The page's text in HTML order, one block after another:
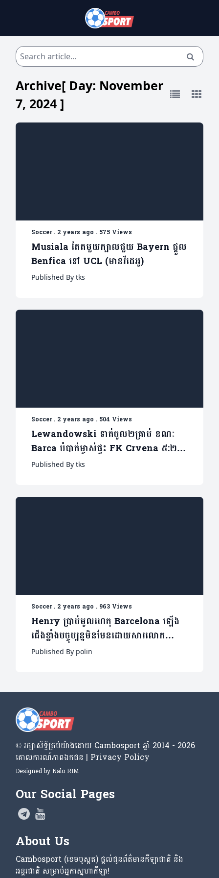
Archive[ Day: November
7, 2024 ]
Soccer. 2 years ago . 575 Views
Musiala តែតមួយក្បាលជួយ Bayern ផ្តួល
Benfica នៅ UCL (មានវីដេអូ)
Published By tks
Soccer. 2 years ago . 504 Views
Lewandowski ទាត់ចូល២គ្រាប់ ខណៈ
Barca បំបាក់ម្ចាស់ផ្ទះ FK Crvena ៥:២
នៅ UCL (មានវីដេអូ)
Published By tks
Soccer. 2 years ago . 963 Views
Henry ប្រាប់មូលហេតុ Barcelona ឡើង
ជើងខ្លាំងបច្ចុប្បន្នមិនមែនដោយសារលោក
Flick ទេ( មាន១វីដេអូ)
Published By polin
© រក្សា​សិទ្ធិ​គ្រប់​យ៉ាង​ដោយ​ Cambosport ឆ្នាំ 2014 - 2026
គោលការណ៍​ភាព​ឯកជន | Privacy Policy
Designed by Nalo RIM
Our Social Pages
About Us
Cambosport (ខេមបូស្ពត) ផ្តល់ជូនព័ត៌មានកីឡាជាតិ និង
អន្តរជាតិ សម្រាប់អ្នកស្នេហាកីឡា!